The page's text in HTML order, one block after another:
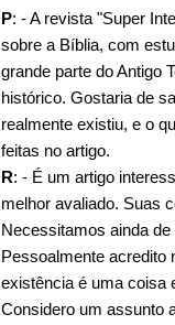
P: - A revista "Super
sobre a Bíblia, com
grande parte do Antigo
histórico. Gostaria de
realmente existiu, e o
feitas no artigo.
R: - É um artigo
melhor avaliado. Suas
Necessitamos ainda
Pessoalmente acredito
existência é uma coisa
Considero um assunto